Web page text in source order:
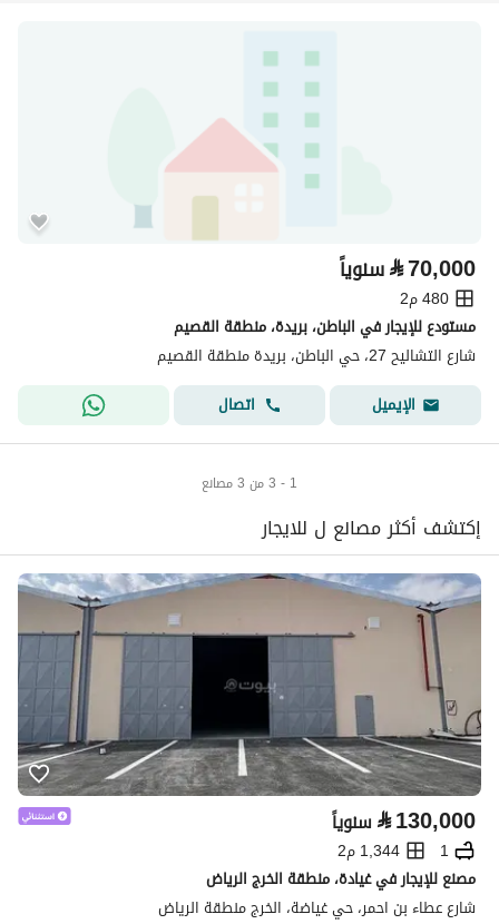
⃁70,000 سنوياً
480 م2
مستودع للإيجار في الباطن، بريدة، منطقة القصيم
شارع التشاليح 27، حي الباطن، بريدة منطقة القصيم
الإيميل
اتصال
1 - 3 من 3 مصانع
إكتشف أكثر مصانع ل للايجار
⃁130,000 سنوياً
1
1,344 م2
مصنع للإيجار في غيادة، منطقة الخرج الرياض
شارع عطاء بن احمر، حي غياضة، الخرج منطقة الرياض